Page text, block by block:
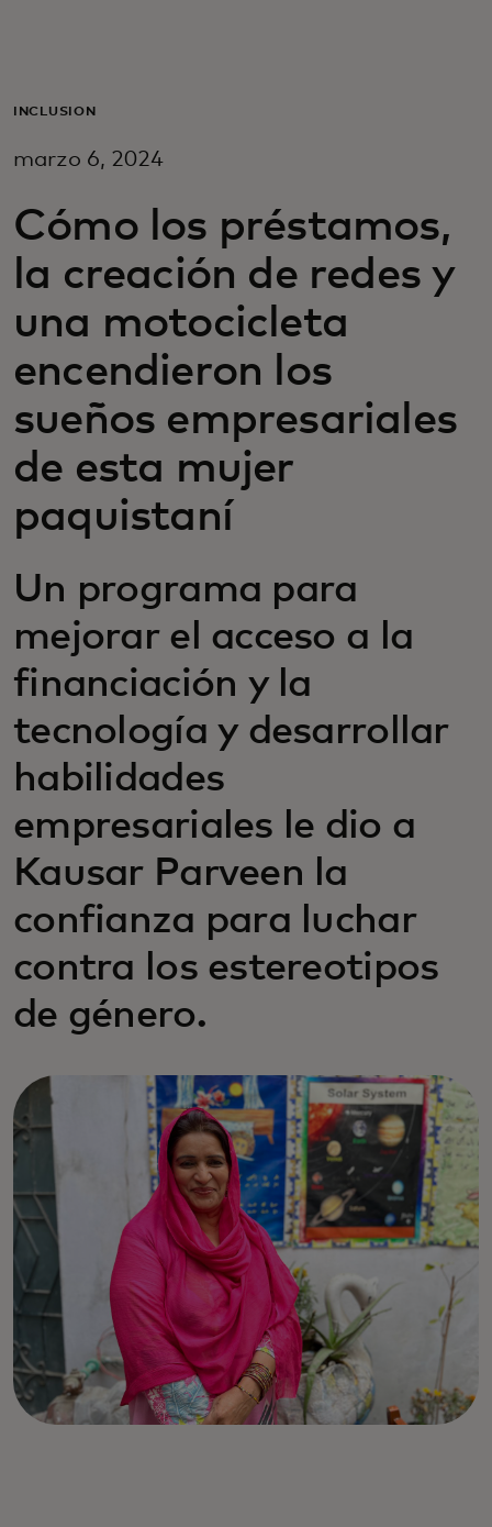
Para empresas
Para innovadores
Noticias y tendencias
INCLUSIÓN
marzo 6, 2024
Cómo los préstamos,
la creación de redes y
una motocicleta
encendieron los
sueños empresariales
de esta mujer
paquistaní
Un programa para
mejorar el acceso a la
financiación y la
tecnología y desarrollar
habilidades
empresariales le dio a
Kausar Parveen la
confianza para luchar
contra los estereotipos
de género.